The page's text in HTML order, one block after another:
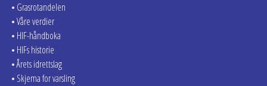
Grasrotandelen
Våre verdier
HIF-håndboka
HIFs historie
Årets idrettslag
Skjema for varsling